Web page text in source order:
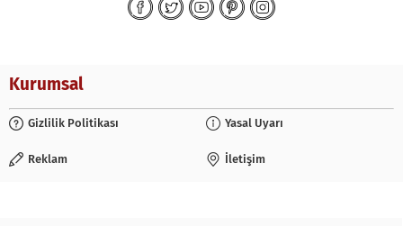
Kurumsal
Gizlilik Politikası Yasal Uyarı
Reklam İletişim